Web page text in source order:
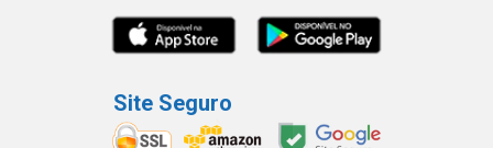
Site Seguro